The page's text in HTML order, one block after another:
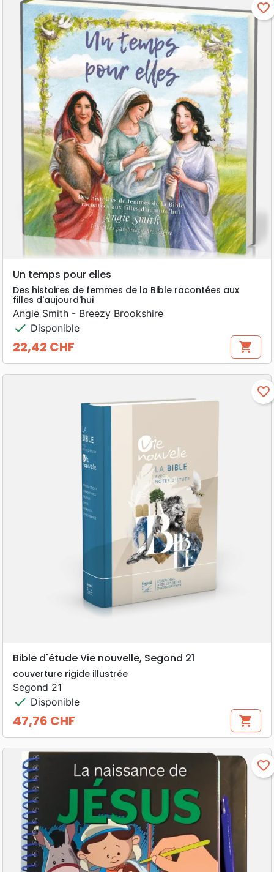
favorite_border
Un temps pour elles
Des histoires de femmes de la Bible racontées aux
filles d'aujourd'hui
Angie Smith - Breezy Brookshire
check Disponible
Prix
22,42 CHF shopping_cart
favorite_border
Bible d'étude Vie nouvelle, Segond 21
couverture rigide illustrée
Segond 21
check Disponible
Prix
47,76 CHF shopping_cart
favorite_border